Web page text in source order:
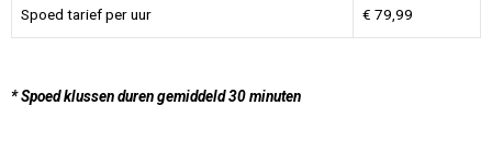
Spoed tarief per uur € 79,99
* Spoed klussen duren gemiddeld 30 minuten